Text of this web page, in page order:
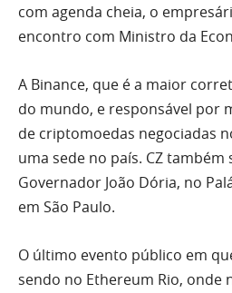
com agenda cheia, o
encontro com Ministro da
A Binance, que é a maior
do mundo, e responsável por
de criptomoedas negociadas
uma sede no país. CZ
Governador João Dória, no
em São Paulo.
O último evento público em
sendo no Ethereum Rio, onde